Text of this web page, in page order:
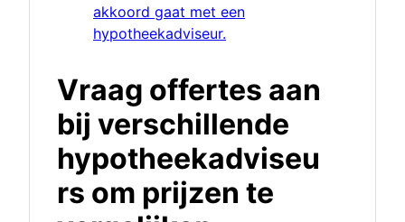
akkoord gaat met een
hypotheekadviseur.
Vraag offertes aan
bij verschillende
hypotheekadviseu
rs om prijzen te